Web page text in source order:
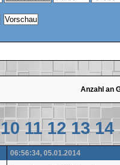
Anzahl an
10 11 12 13 14
06:56:34, 05.01.2014